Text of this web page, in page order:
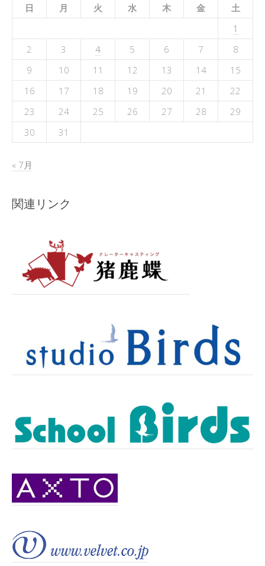
日
月 火 水 木 金
土
1
2
3 4 5 6 7
8
9
10 11 12 13 14
15
16
17 18 19 20 21
22
23
24 25 26 27 28
29
30
31
« 7月
関連リンク